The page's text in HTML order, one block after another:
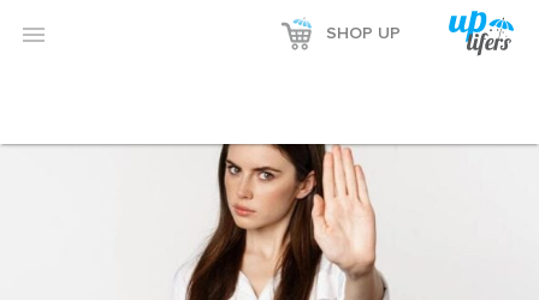
 SHOP UP